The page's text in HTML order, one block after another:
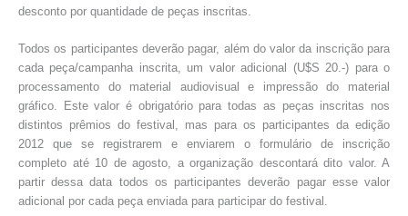
desconto por quantidade de peças inscritas.
Todos os participantes deverão pagar, além do valor da inscrição para
cada peça/campanha inscrita, um valor adicional (U$S 20.-) para o
processamento do material audiovisual e impressão do material
gráfico. Este valor é obrigatório para todas as peças inscritas nos
distintos prêmios do festival, mas para os participantes da edição
2012 que se registrarem e enviarem o formulário de inscrição
completo até 10 de agosto, a organização descontará dito valor. A
partir dessa data todos os participantes deverão pagar esse valor
adicional por cada peça enviada para participar do festival.